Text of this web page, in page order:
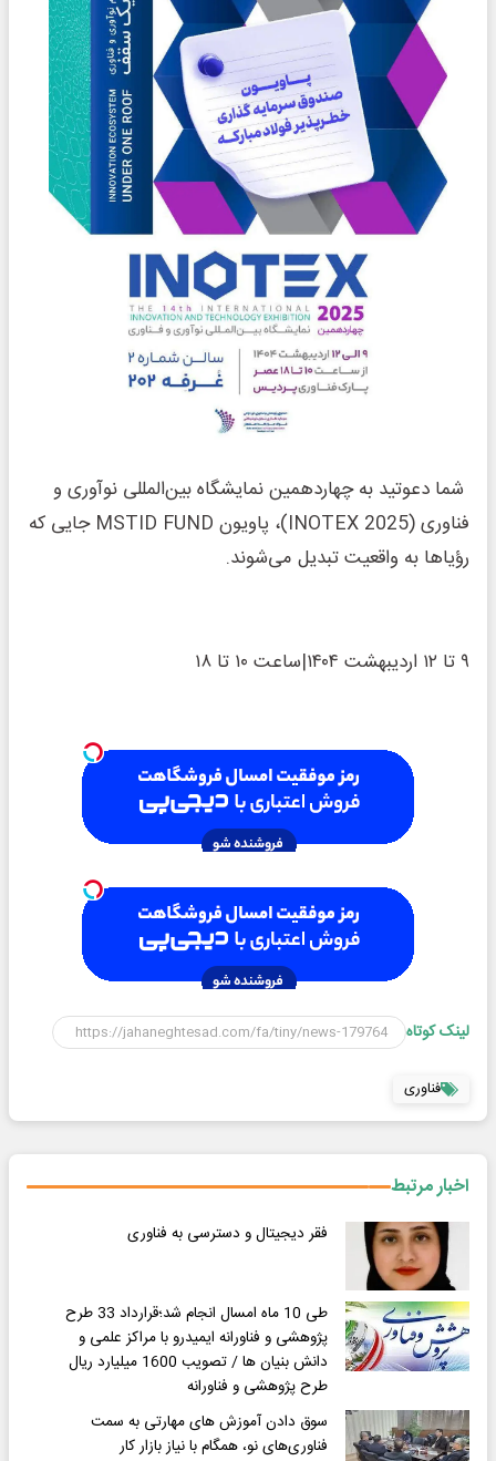
شما دعوتید به چهاردهمین نمایشگاه بین‌المللی نوآوری و
فناوری (INOTEX 2025)، پاویون MSTID FUND جایی که
رؤیاها به واقعیت تبدیل می‌شوند.
۹ تا ۱۲ اردیبهشت ۱۴۰۴|ساعت ۱۰ تا ۱۸
لینک کوتاه
فناوری
اخبار مرتبط
فقر دیجیتال و دسترسی به فناوری
طی 10 ماه امسال انجام شد؛قرارداد 33 طرح
پژوهشی و فناورانه ایمیدرو با مراکز علمی و
دانش بنیان ها / تصویب 1600 میلیارد ریال
طرح پژوهشی و فناورانه
سوق دادن آموزش های مهارتی به سمت
فناوری‌های نو، همگام با نیاز بازار کار